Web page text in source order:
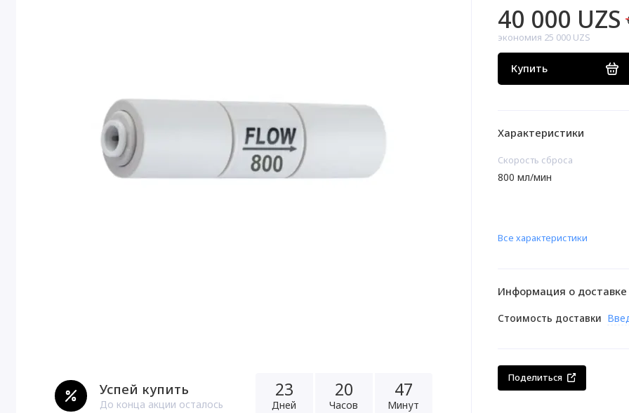
Успей купить
До конца акции осталось
23
Дней
20
Часов
47
Минут
40 000 UZS
экономия 25 000 UZS
Купить
Характеристики
Скорость сброса
800 мл/мин
Все характеристики
Информация о доставке
Стоимость доставки
Поделиться